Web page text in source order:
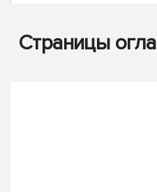
Страницы